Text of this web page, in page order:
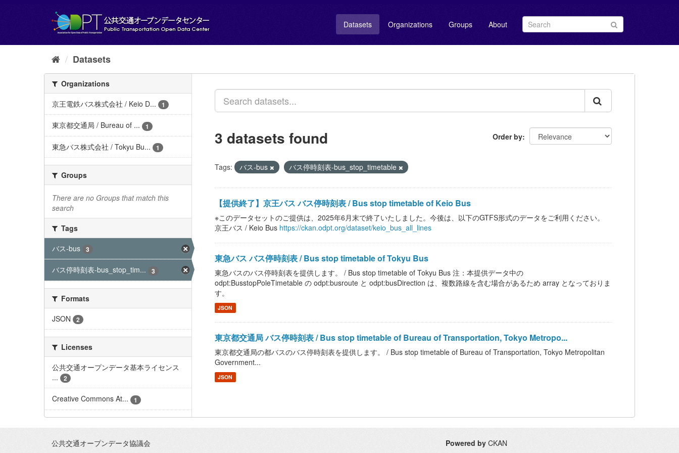
Datasets Organizations Groups About
Datasets
Organizations
京王電鉄バス株式会社 / Keio D...
1
東京都交通局 / Bureau of ... 1
東急バス株式会社 / Tokyu Bu... 1
Groups
There are no Groups that match this
search
Tags
バス-bus
3
バス停時刻表-bus_stop_tim... 3
Formats
JSON
2
Licenses
公共交通オープンデータ基本ライセンス
...
2
Creative Commons At... 1
Order by
3 datasets found
Tags: バス-bus バス停時刻表-bus_stop_timetable
【提供終了】京王バス バス停時刻表 / Bus stop timetable of Keio Bus
※このデータセットのご提供は、2025年6月末で終了いたしました。今後は、以下のGTFS形式のデータをご利用ください。
京王バス / Keio Bus https://ckan.odpt.org/dataset/keio_bus_all_lines
東急バス バス停時刻表 / Bus stop timetable of Tokyu Bus
東急バスのバス停時刻表を提供します。 / Bus stop timetable of Tokyu Bus 注：本提供データ中の
odpt:BusstopPoleTimetable の odpt:busroute と odpt:busDirection は、複数路線を含む場合があるため array となっておりま
す。
JSON
東京都交通局 バス停時刻表 / Bus stop timetable of Bureau of Transportation, Tokyo Metropo...
東京都交通局の都バスのバス停時刻表を提供します。 / Bus stop timetable of Bureau of Transportation, Tokyo Metropolitan
Government...
JSON
公共交通オープンデータ協議会 Powered by CKAN